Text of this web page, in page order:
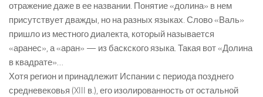
отражение даже в ее названии. Понятие «долина» в нем
присутствует дважды, но на разных языках. Слово «Валь»
пришло из местного диалекта, который называется
«аранес», а «аран» — из баскского языка. Такая вот «Долина
в квадрате»…
Хотя регион и принадлежит Испании с периода позднего
средневековья (XIII в.), его изолированность от остальной